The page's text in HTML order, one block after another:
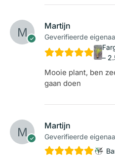
Martijn
Geverifieerde
–
Mooie plant, ben
gaan doen
Martijn
Geverifieerde